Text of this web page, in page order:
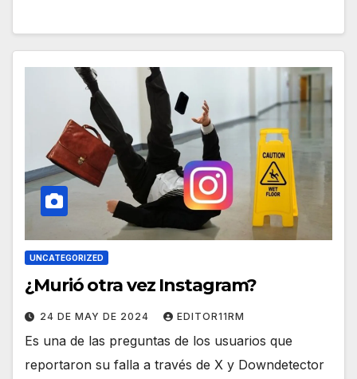
UNCATEGORIZED
¿Murió otra vez Instagram?
24 DE MAY DE 2024 EDITOR11RM
Es una de las preguntas de los usuarios que
reportaron su falla a través de X y Downdetector